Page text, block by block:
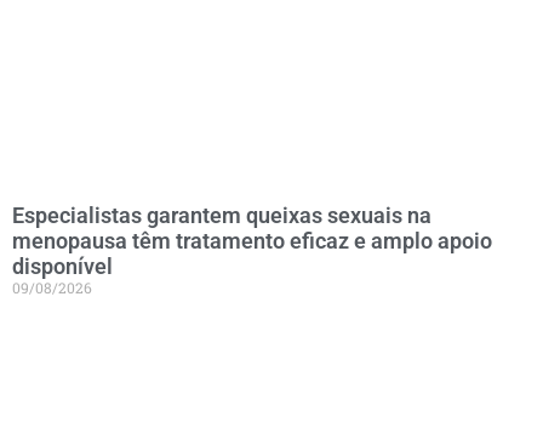
Especialistas garantem queixas sexuais na
menopausa têm tratamento eficaz e amplo apoio
disponível
09/08/2026